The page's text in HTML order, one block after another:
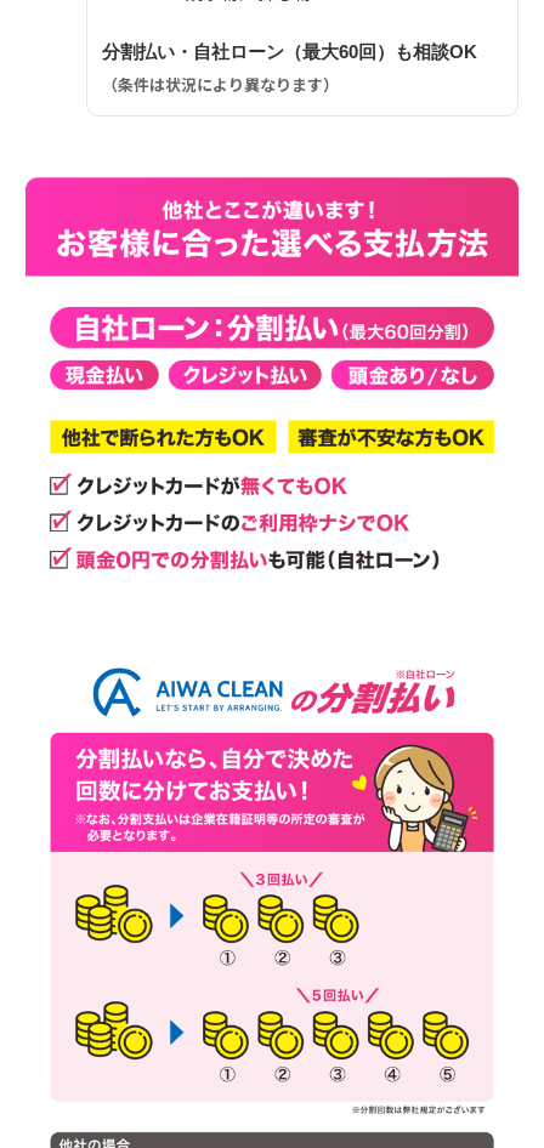
分割払い・自社ローン（最大60回）も相談OK
（条件は状況により異なります）